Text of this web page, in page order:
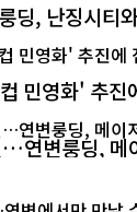
딩, 난징시
민영화' 추
연변룽딩, 메